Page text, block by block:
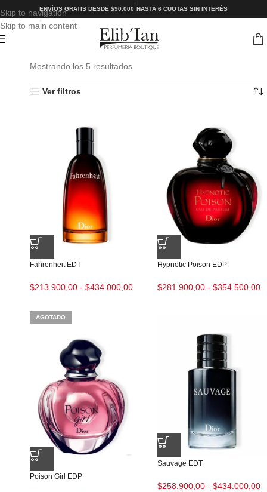
Skip to navigation
Skip to main content
ENVÍOS GRATIS DESDE $90.000 HASTA 6 CUOTAS SIN INTERÉS
Mostrando los 5 resultados
Ver filtros
Fahrenheit EDT
$213.900,00 - $434.000,00
Hypnotic Poison EDP
$281.900,00 - $354.500,00
AGOTADO
Poison Girl EDP
Sauvage EDT
$258.900,00 - $434.000,00